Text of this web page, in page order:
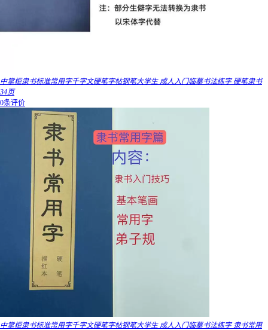
中掌柜隶书标准常用字千字文硬笔字帖钢笔大学生 成人入门临摹书法练字 硬笔隶书
34页
0条评价
中掌柜隶书标准常用字千字文硬笔字帖钢笔大学生 成人入门临摹书法练字 隶书常用